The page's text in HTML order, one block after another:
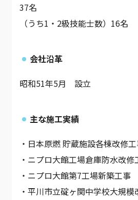
37名
（うち1・2級技能士数）16名
会社沿革
昭和51年5月 設立
主な施工実績
・日本原燃 貯蔵施設各棟改修
・ニプロ大館工場倉庫防水改修
・ニプロ大館第7工場新築工事
・平川市立碇ヶ関中学校大規模